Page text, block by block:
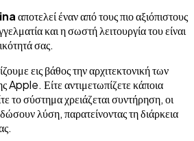
αποτελεί έναν από τους πιο αξιόπιστους
και η σωστή λειτουργία του είναι
σας.
εις βάθος την αρχιτεκτονική των
Apple. Είτε αντιμετωπίζετε κάποια
το σύστημα χρειάζεται συντήρηση, οι
λύση, παρατείνοντας τη διάρκεια